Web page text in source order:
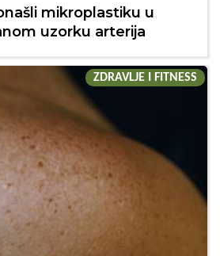
mikroplastiku u
uzorku arterija
ZDRAVLJE I FITNESS